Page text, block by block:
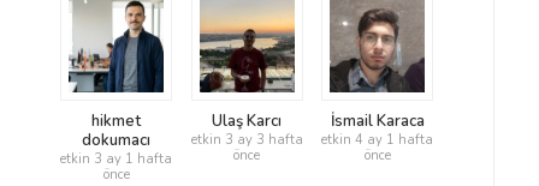
hikmet
dokumacı
etkin 3 ay 1 hafta
önce
Ulaş Karcı
etkin 3 ay 3 hafta
önce
İsmail Karaca
etkin 4 ay 1 hafta
önce